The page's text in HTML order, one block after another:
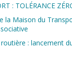
: TOLÉRANCE
la Maison du
: lancement